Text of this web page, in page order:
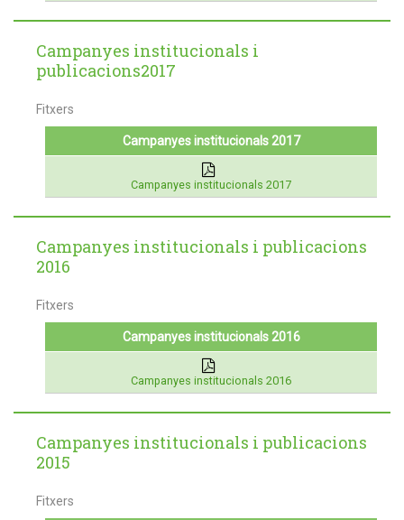
Campanyes institucionals i
publicacions2017
Fitxers
Campanyes institucionals 2017
Campanyes institucionals 2017
Campanyes institucionals i publicacions
2016
Fitxers
Campanyes institucionals 2016
Campanyes institucionals 2016
Campanyes institucionals i publicacions
2015
Fitxers